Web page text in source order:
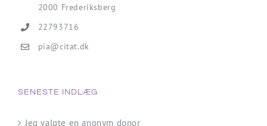
2000 Frederiksberg
22793716
pia@citat.dk
SENESTE INDLÆG
Jeg valgte en anonym donor